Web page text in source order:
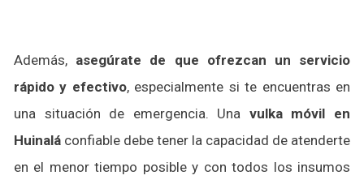
Además, asegúrate de que ofrezcan un servicio
rápido y efectivo, especialmente si te encuentras en
una situación de emergencia. Una vulka móvil en
Huinalá confiable debe tener la capacidad de atenderte
en el menor tiempo posible y con todos los insumos